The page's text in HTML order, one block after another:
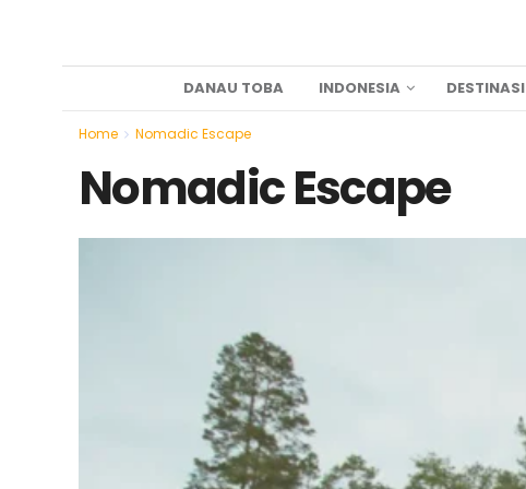
DANAU TOBA INDONESIA DESTINASI
Home Nomadic Escape
Nomadic Escape